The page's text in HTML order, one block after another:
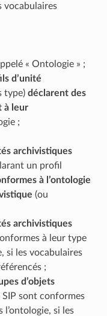
vocabulaires
« Ontologie » ;
d’unité
type) déclarent des
à leur
;
archivistiques
un profil
à l’ontologie
(ou
archivistiques
à leur type
si les vocabulaires
;
d’objets
sont conformes
l’ontologie, si les